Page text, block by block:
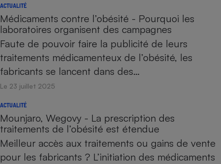
ACTUALITÉ
Médicaments contre l’obésité - Pourquoi les
laboratoires organisent des campagnes
Faute de pouvoir faire la publicité de leurs
traitements médicamenteux de l’obésité, les
fabricants se lancent dans des…
Le 23 juillet 2025
ACTUALITÉ
Mounjaro, Wegovy - La prescription des
traitements de l’obésité est étendue
Meilleur accès aux traitements ou gains de vente
pour les fabricants ? L’initiation des médicaments